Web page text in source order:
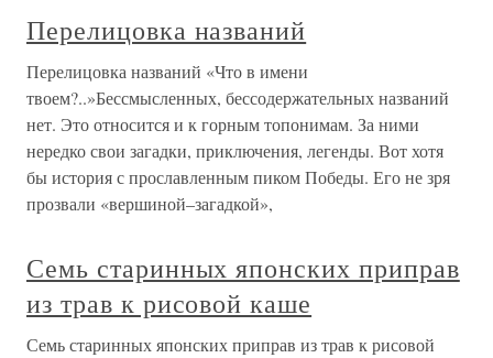
Перелицовка названий
Перелицовка названий «Что в имени
твоем?..»Бессмысленных, бессодержательных названий
нет. Это относится и к горным топонимам. За ними
нередко свои загадки, приключения, легенды. Вот хотя
бы история с прославленным пиком Победы. Его не зря
прозвали «вершиной–загадкой»,
Семь старинных японских приправ
из трав к рисовой каше
Семь старинных японских приправ из трав к рисовой